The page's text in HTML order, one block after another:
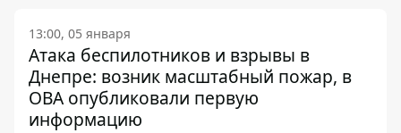
13:00, 05 января
Атака беспилотников и взрывы в
Днепре: возник масштабный пожар, в
ОВА опубликовали первую
информацию